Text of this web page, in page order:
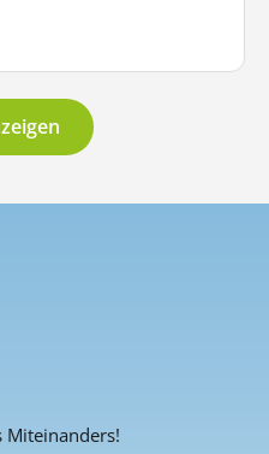
Miteinanders!